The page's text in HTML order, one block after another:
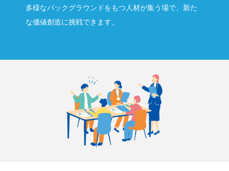
多様なバックグラウンドをもつ人材が集う場で、新た
な価値創造に挑戦できます。